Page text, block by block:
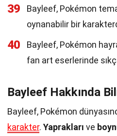
39
Bayleef, Pokémon
oynanabilir bir
40
Bayleef, Pokémon
fan art eserlerinde
Bayleef Hakkında
Bayleef, Pokémon
karakter. Yaprakları ve